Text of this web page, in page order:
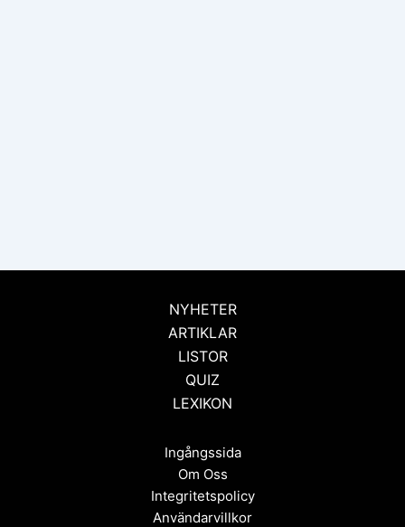
NYHETER
ARTIKLAR
LISTOR
QUIZ
LEXIKON
Ingångssida
Om Oss
Integritetspolicy
Användarvillkor